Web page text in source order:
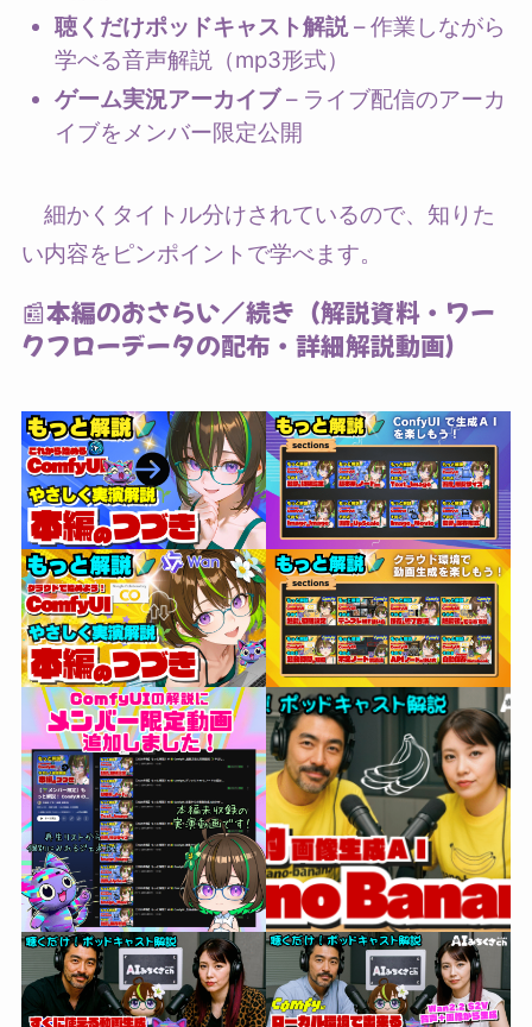
聴くだけポッドキャスト解説– 作業しながら
学べる音声解説（mp3形式）
ゲーム実況アーカイブ– ライブ配信のアーカ
イブをメンバー限定公開
細かくタイトル分けされているので、知りた
い内容をピンポイントで学べます。
📰本編のおさらい／続き（解説資料・ワー
クフローデータの配布・詳細解説動画）